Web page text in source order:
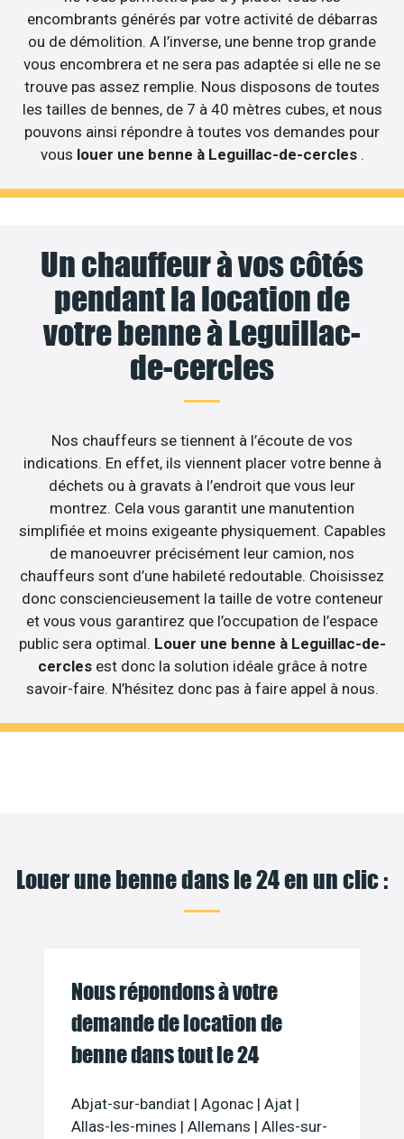
encombrants générés par votre activité de débarras
ou de démolition. A l’inverse, une benne trop grande
vous encombrera et ne sera pas adaptée si elle ne se
trouve pas assez remplie. Nous disposons de toutes
les tailles de bennes, de 7 à 40 mètres cubes, et nous
pouvons ainsi répondre à toutes vos demandes pour
vous louer une benne à Leguillac-de-cercles .
Un chauffeur à vos côtés
pendant la location de
votre benne à Leguillac-
de-cercles
Nos chauffeurs se tiennent à l’écoute de vos
indications. En effet, ils viennent placer votre benne à
déchets ou à gravats à l’endroit que vous leur
montrez. Cela vous garantit une manutention
simplifiée et moins exigeante physiquement. Capables
de manoeuvrer précisément leur camion, nos
chauffeurs sont d’une habileté redoutable. Choisissez
donc consciencieusement la taille de votre conteneur
et vous vous garantirez que l’occupation de l’espace
public sera optimal. Louer une benne à Leguillac-de-
cercles est donc la solution idéale grâce à notre
savoir-faire. N’hésitez donc pas à faire appel à nous.
Louer une benne dans le 24 en un clic :
Nous répondons à votre
demande de location de
benne dans tout le 24
Abjat-sur-bandiat | Agonac | Ajat |
Allas-les-mines | Allemans | Alles-sur-